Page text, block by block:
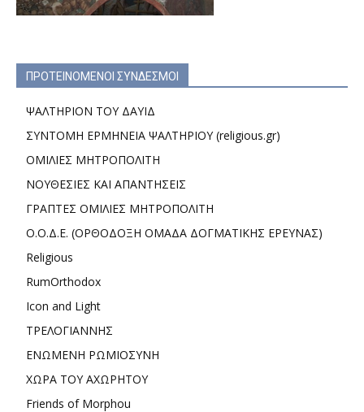
ΠΡΟΤΕΙΝΟΜΕΝΟΙ ΣΥΝΔΕΣΜΟΙ
ΨΑΛΤΗΡΙΟΝ ΤΟΥ ΔΑΥΙΔ
ΣΥΝΤΟΜΗ ΕΡΜΗΝΕΙΑ ΨΑΛΤΗΡΙΟΥ (religious.gr)
ΟΜΙΛΙΕΣ ΜΗΤΡΟΠΟΛΙΤΗ
ΝΟΥΘΕΣΙΕΣ ΚΑΙ ΑΠΑΝΤΗΣΕΙΣ
ΓΡΑΠΤΕΣ ΟΜΙΛΙΕΣ ΜΗΤΡΟΠΟΛΙΤΗ
Ο.Ο.Δ.Ε. (ΟΡΘΟΔΟΞΗ ΟΜΑΔΑ ΔΟΓΜΑΤΙΚΗΣ ΕΡΕΥΝΑΣ)
Religious
RumOrthodox
Icon and Light
ΤΡΕΛΟΓΙΑΝΝΗΣ
ΕΝΩΜΕΝΗ ΡΩΜΙΟΣΥΝΗ
ΧΩΡΑ ΤΟΥ ΑΧΩΡΗΤΟΥ
Friends of Morphou